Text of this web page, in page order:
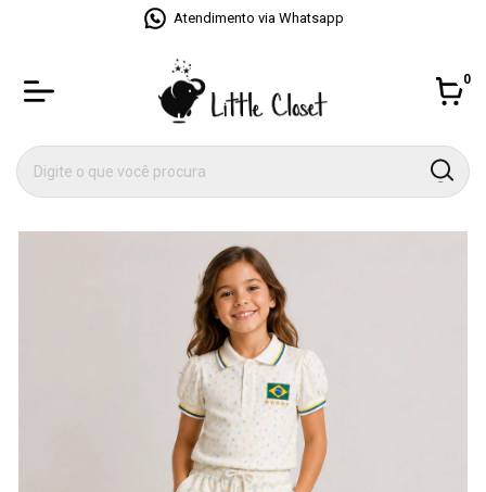
Atendimento via Whatsapp
0